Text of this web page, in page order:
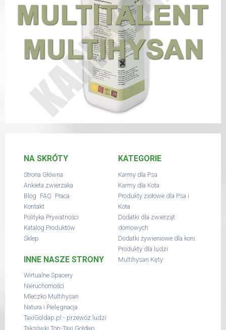
NA SKRÓTY
Strona Główna
Ankieta zwierzaka
Blog FAQ Praca
Kontakt
Polityka Prywatności
Katalog Produktów
Sklep
INNE NASZE STRONY
Wirtualne Spacery
Nieruchomości
Mleczko Multihysan
Natura i Pielęgnacja
TaxiGoldap.pl - przewóz ludzi
Taksówki Top-Taxi Gołdap
KATEGORIE
Karmy dla Psa
Karmy dla Kota
Produkty ziołowe dla Psa i
Kota
Dodatki dla zwierząt
domowych
Dodatki żywieniowe dla koni
Produkty dla ludzi
Multihysan Kęty